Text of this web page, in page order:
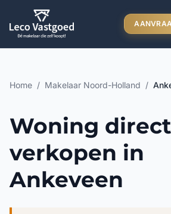
Ga direct naar inhoud
Home / Makelaar Noord-Holland /
Woning direct
verkopen in
Ankeveen